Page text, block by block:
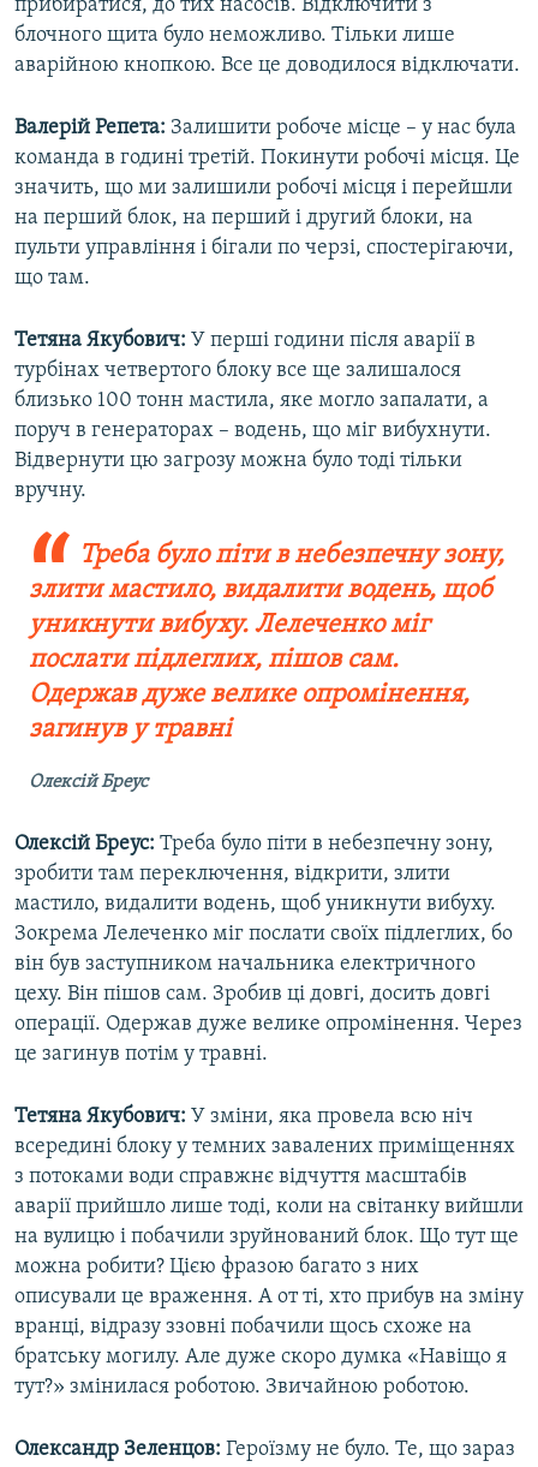
прибиратися, до тих насосів. Відключити з
блочного щита було неможливо. Тільки лише
аварійною кнопкою. Все це доводилося відключати.
Валерій Репета: Залишити робоче місце – у нас була
команда в годині третій. Покинути робочі місця. Це
значить, що ми залишили робочі місця і перейшли
на перший блок, на перший і другий блоки, на
пульти управління і бігали по черзі, спостерігаючи,
що там.
Тетяна Якубович: У перші години після аварії в
турбінах четвертого блоку все ще залишалося
близько 100 тонн мастила, яке могло запалати, а
поруч в генераторах – водень, що міг вибухнути.
Відвернути цю загрозу можна було тоді тільки
вручну.
Треба було піти в небезпечну зону,
злити мастило, видалити водень, щоб
уникнути вибуху. Лелеченко міг
послати підлеглих, пішов сам.
Одержав дуже велике опромінення,
загинув у травні
Олексій Бреус
Олексій Бреус: Треба було піти в небезпечну зону,
зробити там переключення, відкрити, злити
мастило, видалити водень, щоб уникнути вибуху.
Зокрема Лелеченко міг послати своїх підлеглих, бо
він був заступником начальника електричного
цеху. Він пішов сам. Зробив ці довгі, досить довгі
операції. Одержав дуже велике опромінення. Через
це загинув потім у травні.
Тетяна Якубович: У зміни, яка провела всю ніч
всередині блоку у темних завалених приміщеннях
з потоками води справжнє відчуття масштабів
аварії прийшло лише тоді, коли на світанку вийшли
на вулицю і побачили зруйнований блок. Що тут ще
можна робити? Цією фразою багато з них
описували це враження. А от ті, хто прибув на зміну
вранці, відразу ззовні побачили щось схоже на
братську могилу. Але дуже скоро думка «Навіщо я
тут?» змінилася роботою. Звичайною роботою.
Олександр Зеленцов: Героїзму не було. Те, що зараз